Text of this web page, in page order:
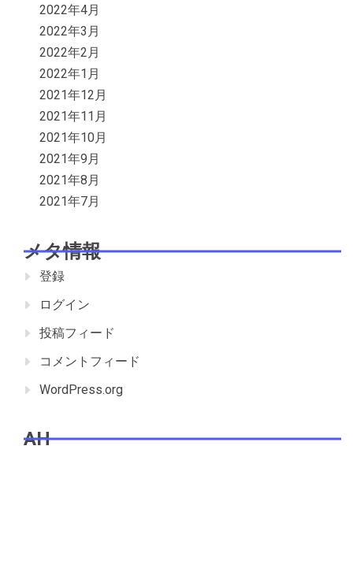
2022年4月
2022年3月
2022年2月
2022年1月
2021年12月
2021年11月
2021年10月
2021年9月
2021年8月
2021年7月
メタ情報
登録
ログイン
投稿フィード
コメントフィード
WordPress.org
AH